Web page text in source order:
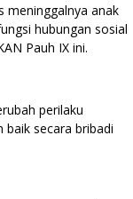
meninggalnya anak
hubungan sosial
Pauh IX ini.
perilaku
secara bribadi